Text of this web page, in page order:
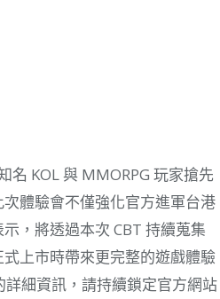
名 KOL 與 MMORPG 玩家搶先
體驗會不僅強化官方進軍台港
，將透過本次 CBT 持續蒐集
上市時帶來更完整的遊戲體驗
細資訊，請持續鎖定官方網站